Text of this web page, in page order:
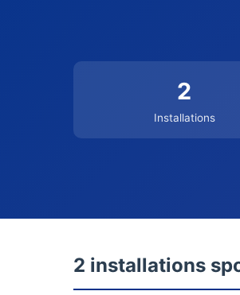
2
Installations
2 installations